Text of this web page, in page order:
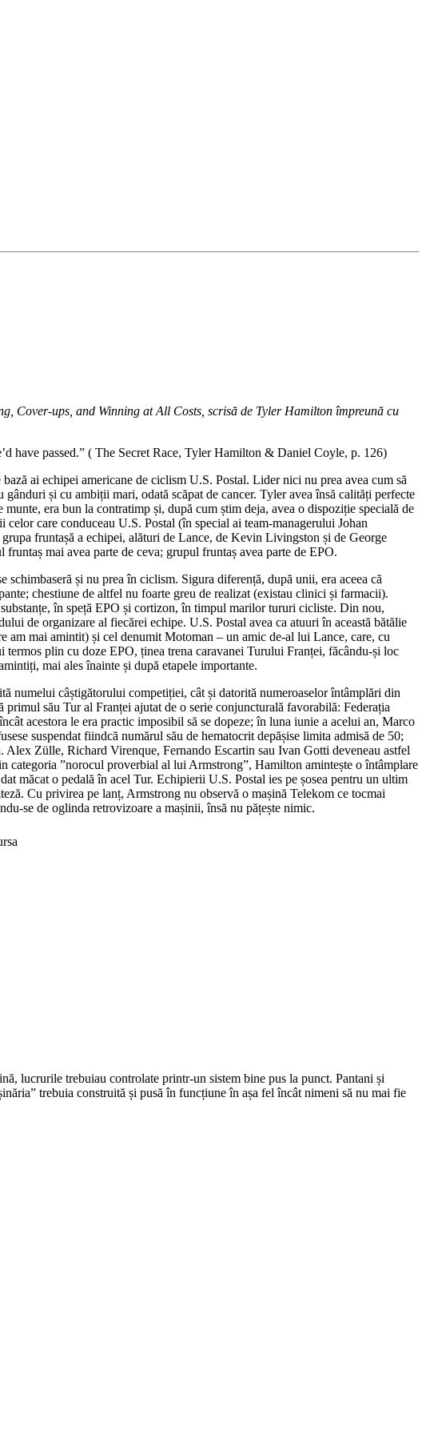
Cover-ups, and Winning at All Costs, scrisă de Tyler Hamilton împreună cu
have passed.” ( The Secret Race, Tyler Hamilton & Daniel Coyle, p. 126)
ai echipei americane de ciclism U.S. Postal. Lider nici nu prea avea cum să
și cu ambiții mari, odată scăpat de cancer. Tyler avea însă calități perfecte
era bun la contratimp și, după cum știm deja, avea o dispoziție specială de
care conduceau U.S. Postal (în special ai team-managerului Johan
fruntașă a echipei, alături de Lance, de Kevin Livingston și de George
mai avea parte de ceva; grupul fruntaș avea parte de EPO.
schimbaseră și nu prea în ciclism. Sigura diferență, după unii, era aceea că
chestiune de altfel nu foarte greu de realizat (existau clinici și farmacii).
în speță EPO și cortizon, în timpul marilor tururi cicliste. Din nou,
de organizare al fiecărei echipe. U.S. Postal avea ca atuuri în această bătălie
am mai amintit) și cel denumit Motoman – un amic de-al lui Lance, care, cu
plin cu doze EPO, ținea trena caravanei Turului Franței, făcându-și loc
mai ales înainte și după etapele importante.
numelui câștigătorului competiției, cât și datorită numeroaselor întâmplări din
său Tur al Franței ajutat de o serie conjuncturală favorabilă: Federația
acestora le era practic imposibil să se dopeze; în luna iunie a acelui an, Marco
suspendat fiindcă numărul său de hematocrit depășise limita admisă de 50;
Zülle, Richard Virenque, Fernando Escartin sau Ivan Gotti deveneau astfel
”norocul proverbial al lui Armstrong”, Hamilton amintește o întâmplare
măcat o pedală în acel Tur. Echipierii U.S. Postal ies pe șosea pentru un ultim
Cu privirea pe lanț, Armstrong nu observă o mașină Telekom ce tocmai
se de oglinda retrovizoare a mașinii, însă nu pățește nimic.
lucrurile trebuiau controlate printr-un sistem bine pus la punct. Pantani și
trebuia construită și pusă în funcțiune în așa fel încât nimeni să nu mai fie